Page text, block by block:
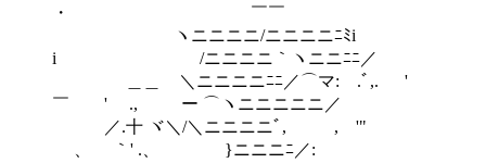
・ ￣￣
ヽニニニニ/ニニニニﾆﾐi
i /ニニニニ｀ヽニニﾆﾆ／
＿＿ ＼ニニニニﾆﾆ／⌒マ:ゝ.ﾞ,. '
￣ ' ., ー ⌒ヽニニニニニ／
／.十 ヾ＼/＼ニニニニﾞ, , '"
、 ｀' .、 }ニニニﾆ／: